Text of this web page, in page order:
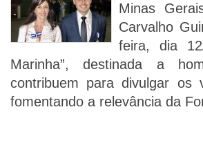
Minas
Carvalho
feira, dia
Marinha”, destinada a
contribuem para divulgar
fomentando a relevância da